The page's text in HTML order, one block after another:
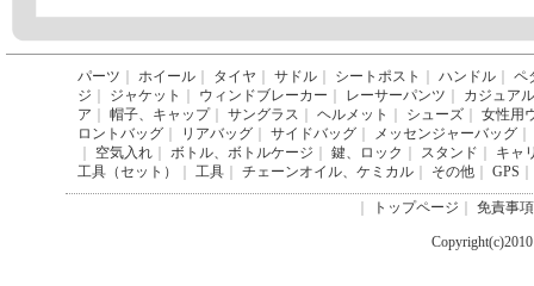
パーツ ホイール タイヤ サドル シートポスト ハンドル
ペ
ジ
ジャケット ウィンドブレーカー レーサーパンツ
カジュア
ア
帽子、キャップ｜ サングラス ヘルメット シューズ
女性用
ロントバッグ
リアバッグ サイドバッグ メッセンジャーバッグ
空気入れ ボトル、ボトルケージ 鍵、ロック スタンド
キャ
工具（セット）
工具 チェーンオイル、ケミカル その他 GPS
トップページ 免責事項